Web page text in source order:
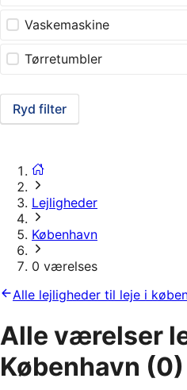
Vaskemaskine
Tørretumbler
Ryd filter
Lejligheder
København
0 værelses
Alle lejligheder til leje i
Alle værelser
København (0)